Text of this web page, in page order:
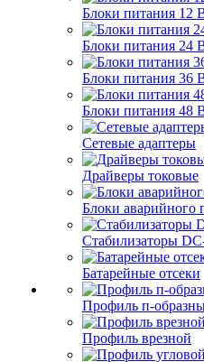
Блоки питания 12
Блоки питания 24
Блоки питания 36
Блоки питания 48
Сетевые адаптеры
Драйверы токовые
Блоки аварийного
Стабилизаторы
Батарейные отсеки
Профиль п-
Профиль врезной